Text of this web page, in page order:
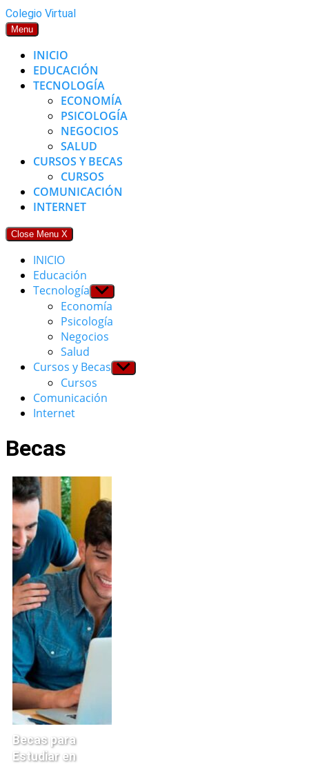
Skip
to
Colegio Virtual
Menu
INICIO
EDUCACIÓN
TECNOLOGÍA
ECONOMÍA
PSICOLOGÍA
NEGOCIOS
SALUD
CURSOS Y BECAS
CURSOS
COMUNICACIÓN
INTERNET
Close Menu X
INICIO
Educación
Tecnología Show
sub
menu
Economía
Psicología
Negocios
Salud
Cursos y Becas Show
sub
Cursos
Comunicación
Internet
Becas
Becas para
Estudiar en